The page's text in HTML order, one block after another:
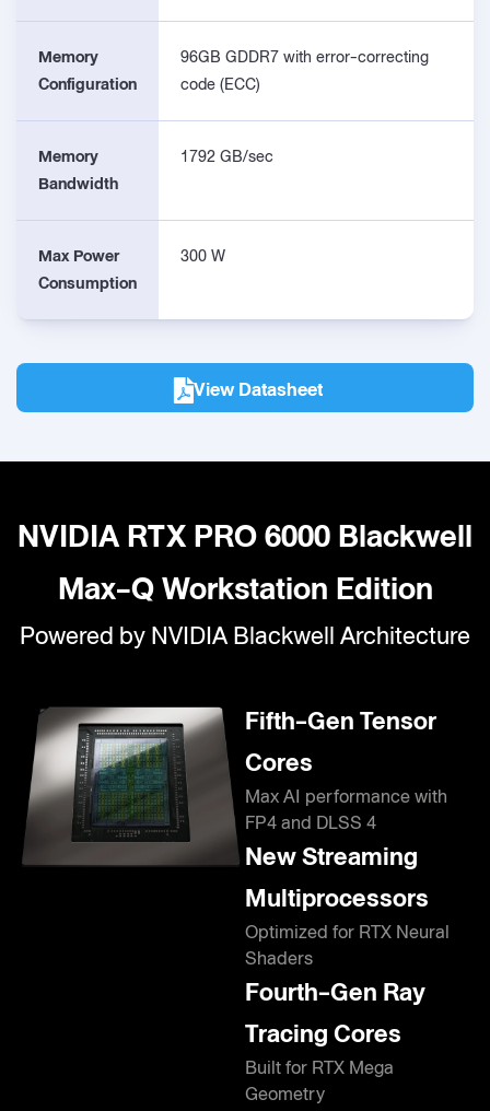
Memory
Configuration
96GB GDDR7 with error-correcting
code (ECC)
Memory
Bandwidth
1792 GB/sec
Max Power
Consumption
300 W
View Datasheet
NVIDIA RTX PRO 6000 Blackwell
Max-Q Workstation Edition
Powered by NVIDIA Blackwell Architecture
Fifth-Gen Tensor
Cores
Max AI performance with
FP4 and DLSS 4
New Streaming
Multiprocessors
Optimized for RTX Neural
Shaders
Fourth-Gen Ray
Tracing Cores
Built for RTX Mega
Geometry